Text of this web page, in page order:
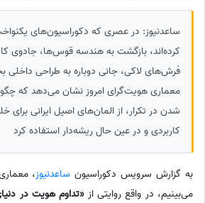
ساعدنیوز: در عصری که دکوراسیون‌های
کرده‌اند، بازگشت به هندسه قوس‌ها، جادوی
فرش‌های لاکی، جانی دوباره به طراحی
معماری هویت‌گرای امروز نشان می‌دهد که
شدن در تکرار، از المان‌های اصیل ایرانی
کاربردی و در عین حال ریشه‌دار استفاده کرد
به گزارش سرویس دکوراسیون ساعدنیوز،
می‌بینیم، در واقع روایتی از«تداوم هویت در